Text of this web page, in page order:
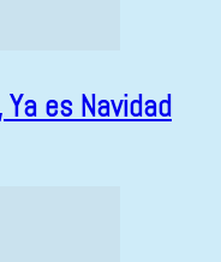
Ya es Navidad